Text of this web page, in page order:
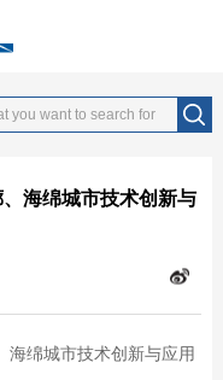
中文版 英文版
海绵城市技术创新与